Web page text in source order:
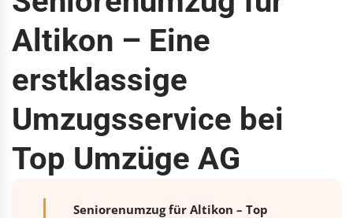
Altikon – Eine
erstklassige
Umzugsservice bei
Top Umzüge AG
Seniorenumzug für Altikon – Top